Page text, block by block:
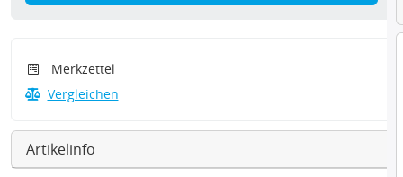
Merkzettel
Vergleichen
Artikelinfo